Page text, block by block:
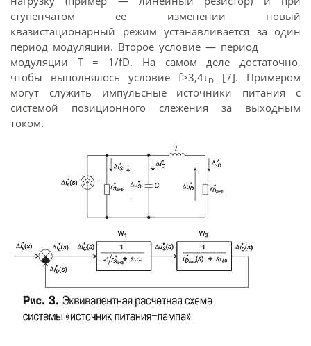
ступенчатом ее изменении новый
квазистационарный режим устанавливается за один
период модуляции. Второе условие — период
модуляции T = 1/fD. На самом деле достаточно,
чтобы выполнялось условие f>3,4τD
[7]. Примером
могут служить импульсные источники питания с
системой позиционного слежения за выходным
током.